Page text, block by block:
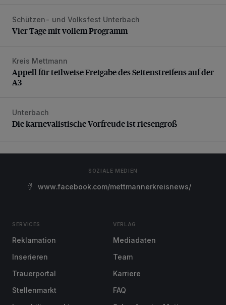
Vier Tage mit vollem Programm
Schützen- und Volksfest Unterbach
Vier Tage mit vollem Programm
Appell für teilweise Freigabe des Seitenstreifens auf der A3
Kreis Mettmann
Appell für teilweise Freigabe des Seitenstreifens auf der
A3
Die karnevalistische Vorfreude ist riesengroß
Unterbach
Die karnevalistische Vorfreude ist riesengroß
SOZIALE MEDIEN
www.facebook.com/mettmannerkreisnews/
SERVICES
Reklamation
Inserieren
Trauerportal
Stellenmarkt
VERLAG
Mediadaten
Team
Karriere
FAQ